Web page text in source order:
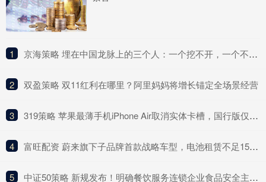
1 ​京海策略 埋在中国龙脉上的三个人：一个挖不开，一个不敢挖，一个异兽守护
2 ​双盈策略 双11红利在哪里？阿里妈妈将增长锚定全场景经营
3 ​319策略 苹果最薄手机iPhone Air取消实体卡槽，国行版仅中国联通支持eSIM服务
4 ​富旺配资 蔚来旗下子品牌首款战略车型，电池租赁不足15万起，续航740公里
5 ​中证50策略 新规发布！明确餐饮服务连锁企业食品安全主体责任